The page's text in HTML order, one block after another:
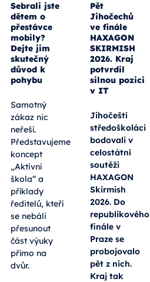
Sebrali jste
dětem o
přestávce
mobily?
Dejte jim
skutečný
důvod k
pohybu
Samotný
zákaz nic
neřeší.
Představujeme
koncept
„Aktivní
škola“ a
příklady
ředitelů, kteří
se nebáli
přesunout
část výuky
přímo na
dvůr.
Pět
Jihočechů
ve finále
HAXAGON
SKIRMISH
2026. Kraj
potvrdil
silnou pozici
v IT
Jihočeští
středoškoláci
bodovali v
celostátní
soutěži
HAXAGON
Skirmish
2026. Do
republikového
finále v
Praze se
probojovalo
pět z nich.
Kraj tak